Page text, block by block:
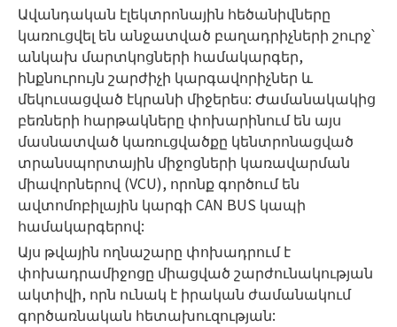
Ավանդական էլեկտրոնային հեծանիվները
կառուցվել են անջատված բաղադրիչների շուրջ՝
անկախ մարտկոցների համակարգեր,
ինքնուրույն շարժիչի կարգավորիչներ և
մեկուսացված էկրանի միջերես: Ժամանակակից
բեռների հարթակները փոխարինում են այս
մասնատված կառուցվածքը կենտրոնացված
տրանսպորտային միջոցների կառավարման
միավորներով (VCU), որոնք գործում են
ավտոմոբիլային կարգի CAN BUS կապի
համակարգերով:
Այս թվային ողնաշարը փոխադրում է
փոխադրամիջոցը միացված շարժունակության
ակտիվի, որն ունակ է իրական ժամանակում
գործառնական հետախուզության: